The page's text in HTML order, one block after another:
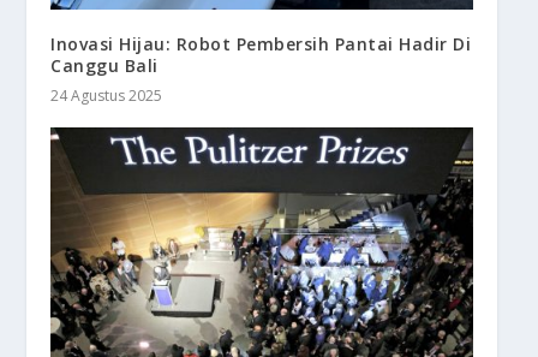
Inovasi Hijau: Robot Pembersih Pantai Hadir Di
Canggu Bali
24 Agustus 2025